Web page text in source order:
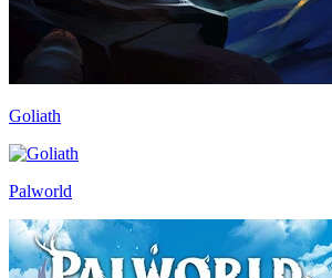
Goliath
Palworld